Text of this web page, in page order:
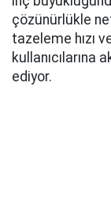
çözünürlükle
tazeleme hızı
kullanıcılarına
ediyor.